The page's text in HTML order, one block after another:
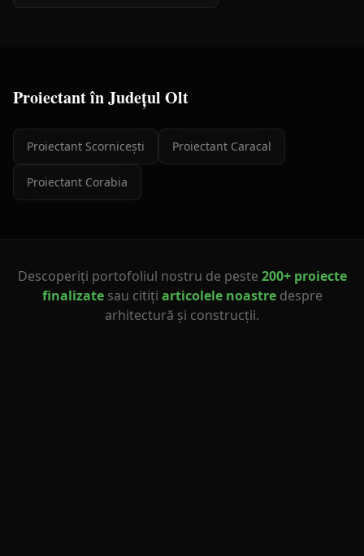
Proiectantîn Județul Olt
Proiectant Scornicești Proiectant Caracal
Proiectant Corabia
Descoperiți portofoliul nostru de peste 200+ proiecte
finalizate sau citiți articolele noastre despre
arhitectură și construcții.